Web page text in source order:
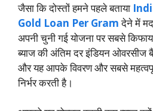
जैसा कि दोस्तों हमने पहले बताया
Gold Loan Per Gramदेने में
अपनी चुनी गई योजना पर सबसे
ब्याज की अंतिम दर इंडियन ओवरसीज
और यह आपके विवरण और सबसे
निर्भर करती है।